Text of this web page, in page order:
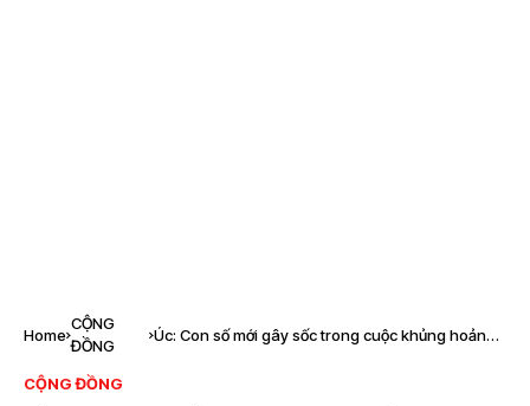
Home
CỘNG
ĐỒNG
Úc: Con số mới gây sốc trong cuộc khủng hoảng
CỘNG ĐỒNG